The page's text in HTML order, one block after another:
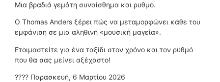
Μια βραδιά γεμάτη συναίσθημα και ρυθμό.
Ο Thomas Anders ξέρει πώς να μεταμορφώνει κάθε του
εμφάνιση σε μια αληθινή «μουσική μαγεία».
Ετοιμαστείτε για ένα ταξίδι στον χρόνο και τον ρυθμό
που θα σας μείνει αξέχαστο!
???? Παρασκευή, 6 Μαρτίου 2026